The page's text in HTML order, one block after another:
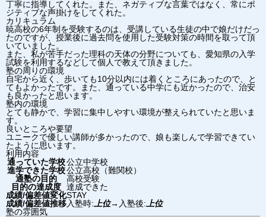
丁寧に指導してくれた。また、ネガティブな言葉ではなく、常にポ
ジティブな声掛けをしてくれた。
カリキュラム
暁高校の6年制を受験するのは、受講している生徒の中で娘だけだっ
たのですが、授業後に過去問を使用した受験対策の時間を取って頂
いていました。
また、私が苦手だった理科の天体の分野についても、愛知県の入学
試験を利用するなどして個人で教えて頂きました。
塾の周りの環境
自宅から近く、歩いても10分以内には着くところにあったので、と
てもよかったです。また、通っている中学にも近かったので、治安
も良かったと思います。
塾内の環境
とても静かで、学習に集中しやすい環境が整えられていたと思いま
す。
良いところや要望
ユニークで優しい講師が多かったので、娘も楽しんで学習できてい
たように思います。
利用内容
通っていた学校公立中学校
進学できた学校公立高校（難関校）
通塾の目的
高校受験
目的の達成度 達成できた
成績/偏差値変化STAY
成績/偏差値推移入塾時: 上位→ 入塾後: 上位
塾の雰囲気